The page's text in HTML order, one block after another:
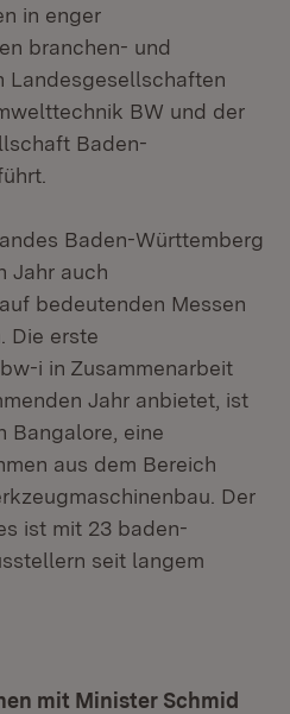
in enger
branchen- und
Landesgesellschaften
BW und der
Baden-
Baden-Württemberg
Jahr auch
bedeutenden Messen
Die erste
i in Zusammenarbeit
Jahr anbietet, ist
Bangalore, eine
aus dem Bereich
Der
ist mit 23 baden-
seit langem
mit Minister Schmid